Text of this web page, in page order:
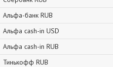
Альфа-банк RUB
Альфа cash-in USD
Альфа cash-in RUB
Тинькофф RUB